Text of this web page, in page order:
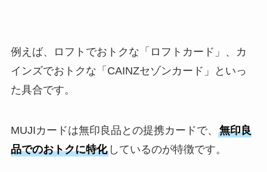
例えば、ロフトでおトクな「ロフトカード」、カ
インズでおトクな「CAINZセゾンカード」といっ
た具合です。
MUJIカードは無印良品との提携カードで、 無印良
品でのおトクに特化しているのが特徴です。